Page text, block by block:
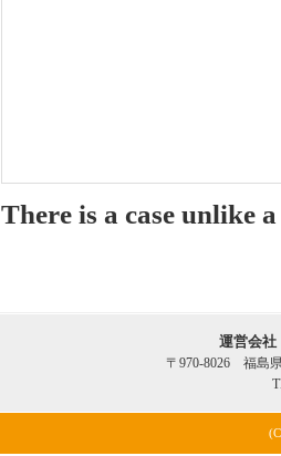
There is a case unlike
運営会
〒970-8026 福島